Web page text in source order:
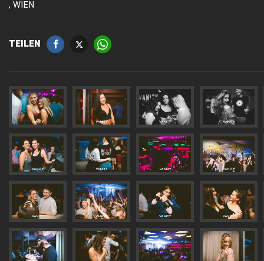
, WIEN
TEILEN